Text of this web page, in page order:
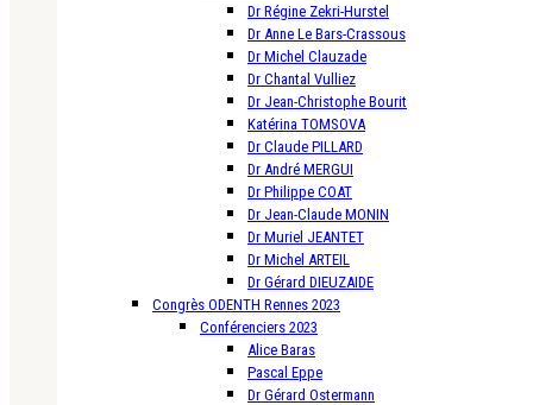
Dr Régine Zekri-Hurstel
Dr Anne Le Bars-Crassous
Dr Michel Clauzade
Dr Chantal Vulliez
Dr Jean-Christophe Bourit
Katérina TOMSOVA
Dr Claude PILLARD
Dr André MERGUI
Dr Philippe COAT
Dr Jean-Claude MONIN
Dr Muriel JEANTET
Dr Michel ARTEIL
Dr Gérard DIEUZAIDE
Congrès ODENTH Rennes 2023
Conférenciers 2023
Alice Baras
Pascal Eppe
Dr Gérard Ostermann